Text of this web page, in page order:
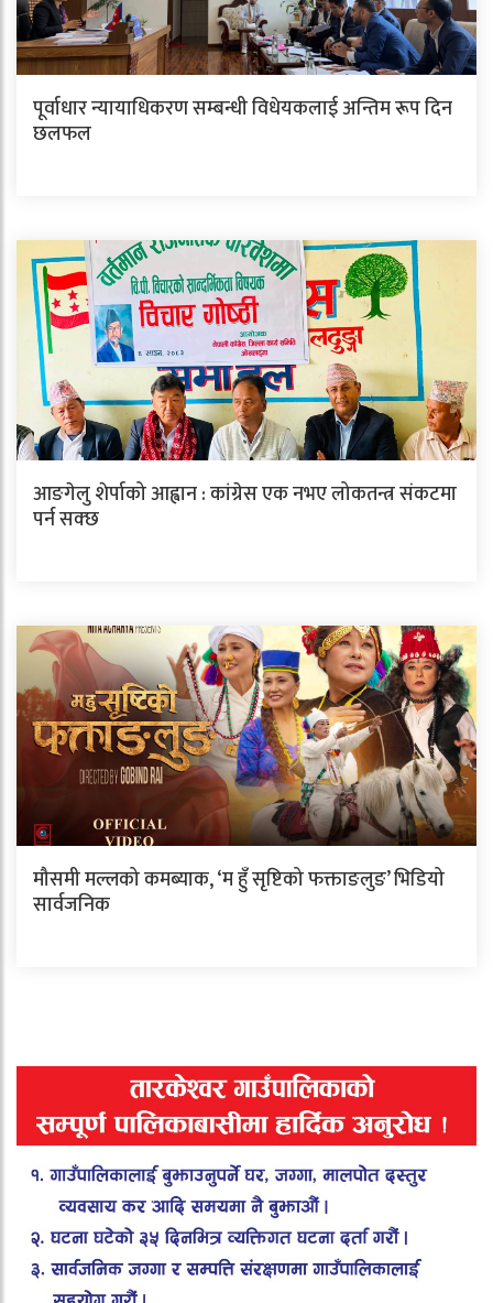
पूर्वाधार न्यायाधिकरण सम्बन्धी विधेयकलाई अन्तिम रूप दिन
छलफल
आङगेलु शेर्पाको आह्वान : कांग्रेस एक नभए लोकतन्त्र संकटमा
पर्न सक्छ
मौसमी मल्लको कमब्याक, ‘म हुँ सृष्टिको फक्ताङलुङ’ भिडियो
सार्वजनिक